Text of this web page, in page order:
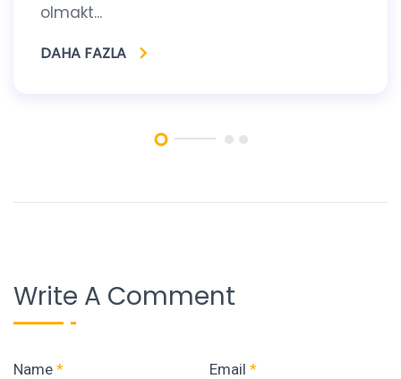
olmakt...
DAHA FAZLA
Write A Comment
Name * Email *